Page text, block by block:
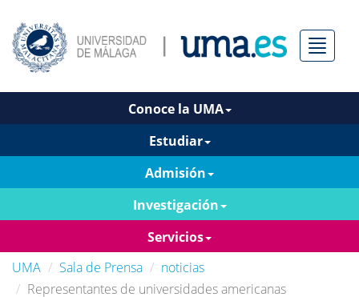
Menú
Conoce la UMA
Estudiar
Admisión
Investigación
Servicios
UMA
Sala de Prensa
noticias
Representantes de universidades americanas